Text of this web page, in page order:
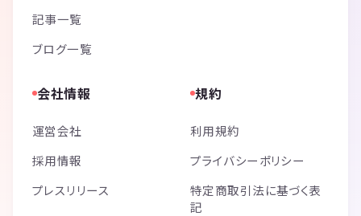
記事一覧
ブログ一覧
会社情報
運営会社
採用情報
プレスリリース
規約
利用規約
プライバシーポリシー
特定商取引法に基づく表
記